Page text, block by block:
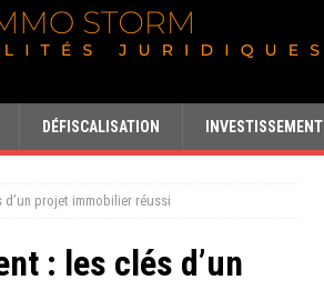
DÉFISCALISATION INVESTISSEMENT
d’un projet immobilier réussi
: les clés d’un